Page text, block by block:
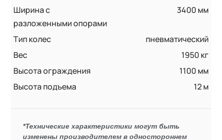
Ширина с
разложенными опорами
3400 мм
Тип колес
пневматический
Вес
1950 кг
Высота ограждения
1100 мм
Высота подъема
12 м
*Технические характеристики могут быть
изменены производителем в одностороннем